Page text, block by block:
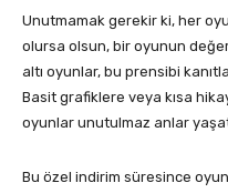
Unutmamak gerekir ki, her
olursa olsun, bir oyunun
altı oyunlar, bu prensibi
Basit grafiklere veya kısa
oyunlar unutulmaz anlar
Bu özel indirim süresince